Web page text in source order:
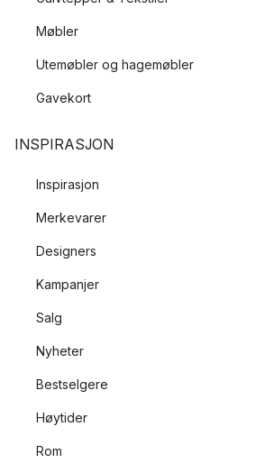
Møbler
Utemøbler og hagemøbler
Gavekort
INSPIRASJON
Inspirasjon
Merkevarer
Designers
Kampanjer
Salg
Nyheter
Bestselgere
Høytider
Rom